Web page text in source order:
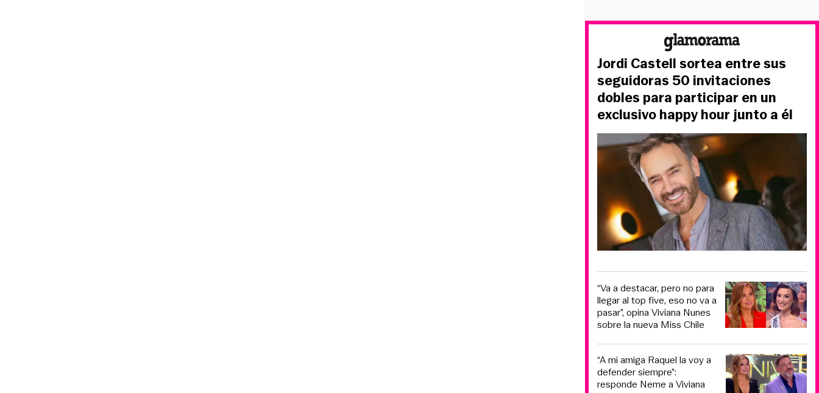
Jordi Castell sortea entre sus
seguidoras 50 invitaciones
dobles para participar en un
exclusivo happy hour junto a él
“Va a destacar, pero no para
llegar al top five, eso no va a
pasar”, opina Viviana Nunes
sobre la nueva Miss Chile
“A mi amiga Raquel la voy a
defender siempre”:
responde Neme a Viviana